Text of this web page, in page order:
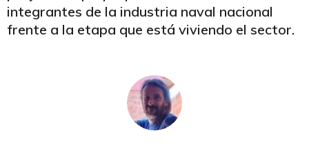
integrantes de la industria naval nacional
frente a la etapa que está viviendo el sector.